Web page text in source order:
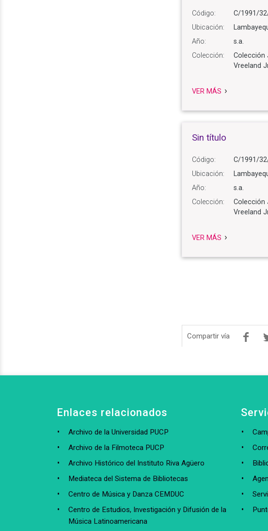
Código:
C/1991/
Ubicación:
Año:
s.a.
Colección:
Colección
Vreeland
VER MÁS
Sin título
Código:
C/1991/
Ubicación:
Año:
s.a.
Colección:
Colección
Vreeland
VER MÁS
Compartir vía
Enlaces relacionados
Archivo de la Universidad PUCP
Archivo de la Filmoteca PUCP
Archivo Histórico del Instituto Riva Agüero
Mediateca del Sistema de Bibliotecas
Centro de Música y Danza CEMDUC
Centro de Estudios, Investigación y Difusión de la
Música Latinoamericana